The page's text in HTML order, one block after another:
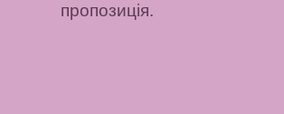
пропозиція.